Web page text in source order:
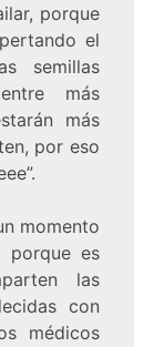
porque
el
semillas
más
más
por eso
momento
porque es
las
con
médicos